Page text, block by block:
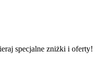
specjalne zniżki i oferty!